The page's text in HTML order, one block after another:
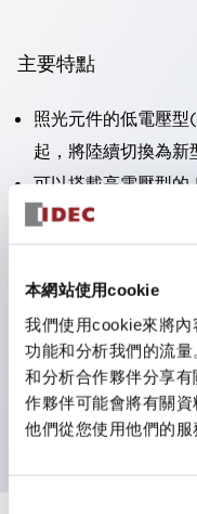
本網站使用cookie
我們使用cookie來將
功能和分析我們的流
和分析合作夥伴分享
作夥伴可能會將有關
他們從您使用他們的服
主要特點
照光元件的低電壓
起，將陸續切換為新
可以搭載高電壓型
電壓最高可支援至
大幅減少使用R形壓
的直接式）
一顆 LED 燈泡即可
需分色管理的 LED
顏色。
符合UL、CSA、